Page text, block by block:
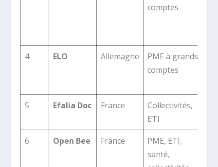
comptes
4 ELO Allemagne
PME à grands
comptes
5 Efalia Doc France
Collectivités,
ETI
6 Open Bee France
PME, ETI,
santé,